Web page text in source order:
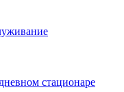
стационаре